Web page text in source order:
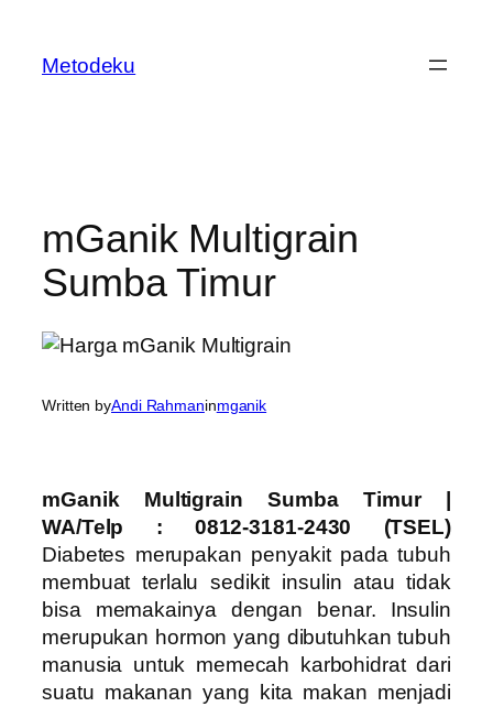
content
Metodeku
mGanik Multigrain
Sumba Timur
Written byAndi Rahmaninmganik
mGanik Multigrain Sumba Timur|
WA/Telp : 0812-3181-2430 (TSEL)
Diabetes merupakan penyakit pada tubuh
membuat terlalu sedikit insulin atau tidak
bisa memakainya dengan benar. Insulin
merupukan hormon yang dibutuhkan tubuh
manusia untuk memecah karbohidrat dari
suatu makanan yang kita makan menjadi